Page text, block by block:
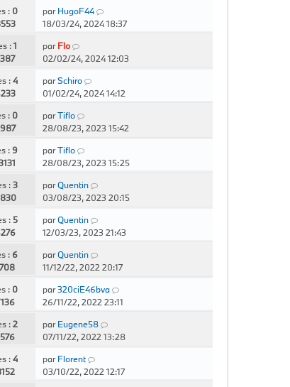
: 0
parHugoF44
18/03/24, 2024 18:37
:1
parFlo
02/02/24, 2024 12:03
:4
parSchiro
01/02/24, 2024 14:12
: 0
parTiflo
28/08/23, 2023 15:42
:9
parTiflo
28/08/23, 2023 15:25
:3
parQuentin
03/08/23, 2023 20:15
: 5
parQuentin
12/03/23, 2023 21:43
: 6
parQuentin
11/12/22, 2022 20:17
: 0
par320ciE46bva
26/11/22, 2022 23:11
:2
parEugene58
07/11/22, 2022 13:28
:4
parFlorent
03/10/22, 2022 12:17